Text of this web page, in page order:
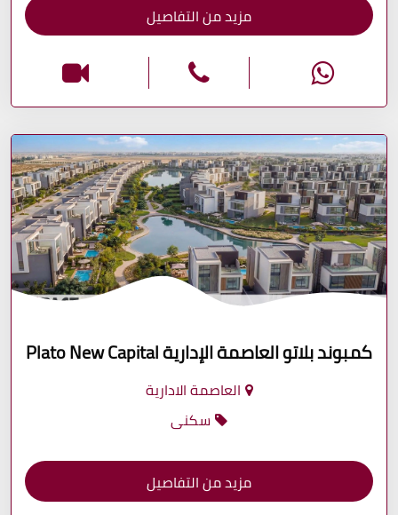
مزيد من التفاصيل
كمبوند بلاتو العاصمة الإدارية Plato New Capital
العاصمة الادارية
سكنى
مزيد من التفاصيل